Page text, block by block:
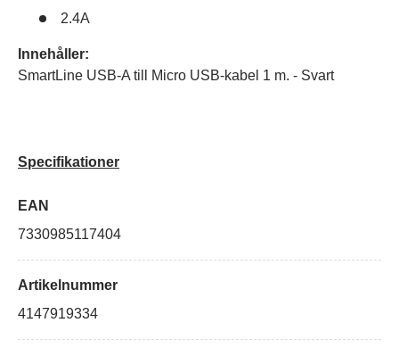
2.4A
Innehåller:
SmartLine USB-A till Micro USB-kabel 1 m. - Svart
Specifikationer
EAN
7330985117404
Artikelnummer
4147919334